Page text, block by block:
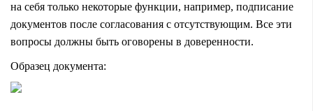
на себя только некоторые функции, например, подписание
документов после согласования с отсутствующим. Все эти
вопросы должны быть оговорены в доверенности.
Образец документа: